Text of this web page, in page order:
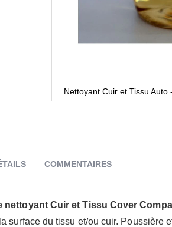
Nettoyant Cuir et Tissu
nettoyant Cuir et Tissu Cover
surface du tissu et/ou cuir. Poussière
COMMENTAIRES